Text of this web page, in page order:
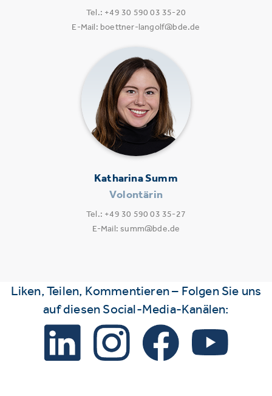
Tel.: +49 30 590 03 35-20
E-Mail: boettner-langolf@bde.de
Katharina Summ
Volontärin
Tel.: +49 30 590 03 35-27
E-Mail: summ@bde.de
Liken, Teilen, Kommentieren – Folgen Sie uns
auf diesen Social-Media-Kanälen: